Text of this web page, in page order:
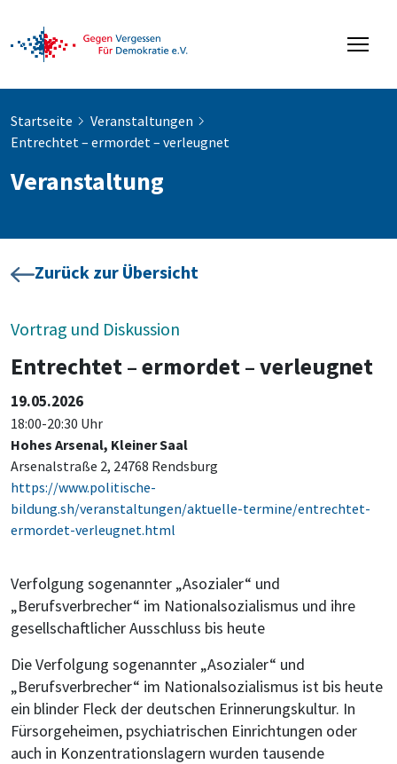
Startseite
Veranstaltungen
Entrechtet – ermordet – verleugnet
Veranstaltung
Zurück zur Übersicht
Vortrag und Diskussion
Entrechtet – ermordet – verleugnet
19.05.2026
18:00-20:30 Uhr
Hohes Arsenal, Kleiner Saal
Arsenalstraße 2, 24768 Rendsburg
https://www.politische-
bildung.sh/veranstaltungen/aktuelle-termine/entrechtet-
ermordet-verleugnet.html
Verfolgung sogenannter „Asozialer“ und
„Berufsverbrecher“ im Nationalsozialismus und ihre
gesellschaftlicher Ausschluss bis heute
Die Verfolgung sogenannter „Asozialer“ und
„Berufsverbrecher“ im Nationalsozialismus ist bis heute
ein blinder Fleck der deutschen Erinnerungskultur. In
Fürsorgeheimen, psychiatrischen Einrichtungen oder
auch in Konzentrationslagern wurden tausende